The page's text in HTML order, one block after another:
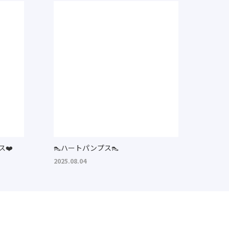
👠ハートパンプス👠